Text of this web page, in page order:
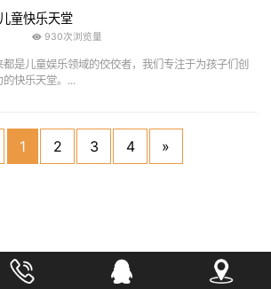
童快乐天堂
930次浏览量
是儿童娱乐领域的佼佼者，我们专注于为孩子们创
快乐天堂。...
1 2 3 4 »